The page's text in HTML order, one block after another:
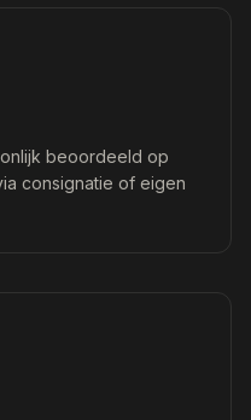
beoordeeld op
consignatie of eigen